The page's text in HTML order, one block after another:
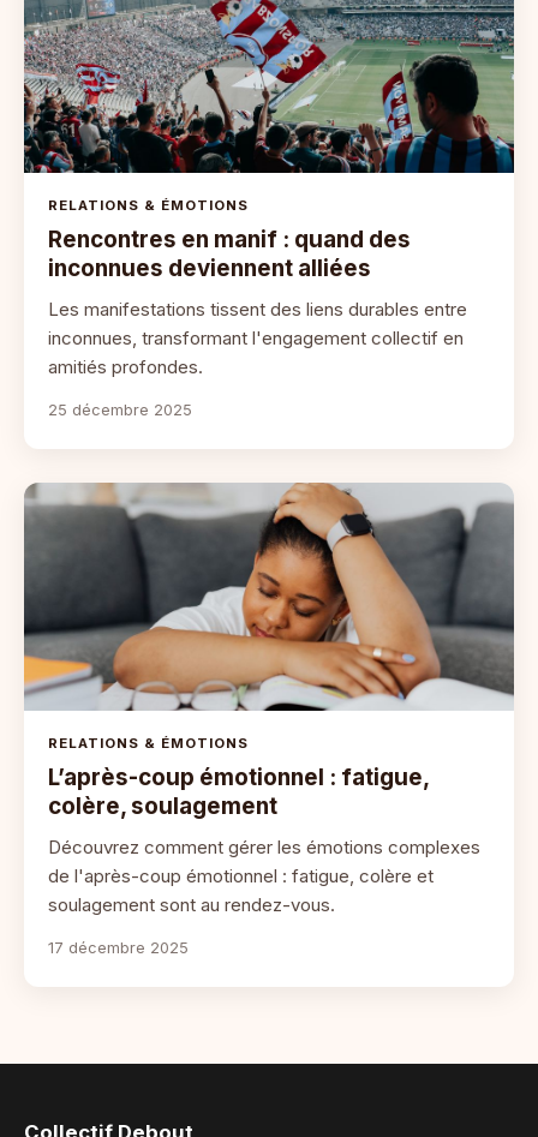
RELATIONS & ÉMOTIONS
Rencontres en manif : quand des
inconnues deviennent alliées
Les manifestations tissent des liens durables entre
inconnues, transformant l'engagement collectif en
amitiés profondes.
25 décembre 2025
RELATIONS & ÉMOTIONS
L’après-coup émotionnel : fatigue,
colère, soulagement
Découvrez comment gérer les émotions complexes
de l'après-coup émotionnel : fatigue, colère et
soulagement sont au rendez-vous.
17 décembre 2025
Collectif Debout